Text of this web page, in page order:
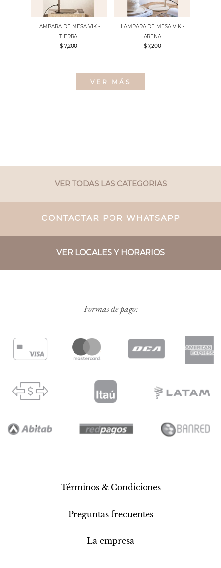
LAMPARA DE MESA VIK -
TIERRA
$ 7,200
LAMPARA DE MESA VIK -
ARENA
$ 7,200
VER MÁS
VER TODAS LAS CATEGORIAS
CONTACTAR POR WHATSAPP
VER LOCALES Y HORARIOS
Formas de pago:
Términos & Condiciones
Preguntas frecuentes
La empresa